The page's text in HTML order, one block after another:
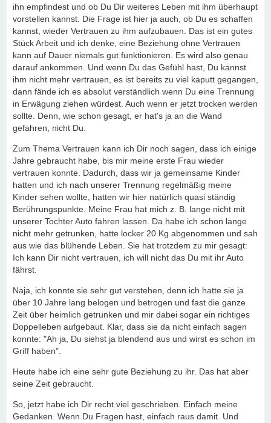
ihn empfindest und ob Du Dir weiteres Leben mit ihm überhaupt
vorstellen kannst. Die Frage ist hier ja auch, ob Du es schaffen
kannst, wieder Vertrauen zu ihm aufzubauen. Das ist ein gutes
Stück Arbeit und ich denke, eine Beziehung ohne Vertrauen
kann auf Dauer niemals gut funktionieren. Es wird also genau
darauf ankommen. Und wenn Du das Gefühl hast, Du kannst
ihm nicht mehr vertrauen, es ist bereits zu viel kaputt gegangen,
dann fände ich es absolut verständlich wenn Du eine Trennung
in Erwägung ziehen würdest. Auch wenn er jetzt trocken werden
sollte. Denn, wie schon gesagt, er hat's ja an die Wand
gefahren, nicht Du.
Zum Thema Vertrauen kann ich Dir noch sagen, dass ich einige
Jahre gebraucht habe, bis mir meine erste Frau wieder
vertrauen konnte. Dadurch, dass wir ja gemeinsame Kinder
hatten und ich nach unserer Trennung regelmäßig meine
Kinder sehen wollte, hatten wir hier natürlich quasi ständig
Berührungspunkte. Meine Frau hat mich z. B. lange nicht mit
unserer Tochter Auto fahren lassen. Da habe ich schon lange
nicht mehr getrunken, hatte locker 20 Kg abgenommen und sah
aus wie das blühende Leben. Sie hat trotzdem zu mir gesagt:
Ich kann Dir nicht vertrauen, ich will nicht das Du mit ihr Auto
fährst.
Naja, ich konnte sie sehr gut verstehen, denn ich hatte sie ja
über 10 Jahre lang belogen und betrogen und fast die ganze
Zeit über heimlich getrunken und mir dabei sogar ein richtiges
Doppelleben aufgebaut. Klar, dass sie da nicht einfach sagen
konnte: "Ah ja, Du siehst ja blendend aus und wirst es schon im
Griff haben".
Heute habe ich eine sehr gute Beziehung zu ihr. Das hat aber
seine Zeit gebraucht.
So, jetzt habe ich Dir recht viel geschrieben. Einfach meine
Gedanken. Wenn Du Fragen hast, einfach raus damit. Und